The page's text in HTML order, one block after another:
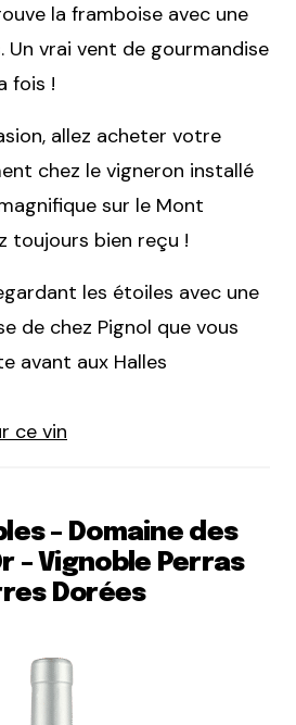
la framboise avec une
Un vrai vent de gourmandise
fois !
allez acheter votre
chez le vigneron installé
sur le Mont
toujours bien reçu !
les étoiles avec une
de chez Pignol que vous
avant aux Halles
ce vin
– Domaine des
– Vignoble Perras
Dorées